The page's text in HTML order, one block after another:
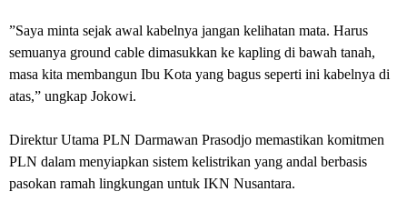
”Saya minta sejak awal kabelnya jangan kelihatan mata. Harus
semuanya ground cable dimasukkan ke kapling di bawah tanah,
masa kita membangun Ibu Kota yang bagus seperti ini kabelnya di
atas,” ungkap Jokowi.
Direktur Utama PLN Darmawan Prasodjo memastikan komitmen
PLN dalam menyiapkan sistem kelistrikan yang andal berbasis
pasokan ramah lingkungan untuk IKN Nusantara.